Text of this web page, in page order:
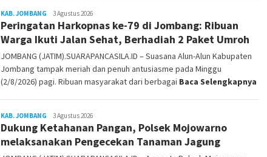
KAB. JOMBANG Siyanto
3 Agustus 2026
Peringatan Harkopnas ke-79 di Jombang: Ribuan
Warga Ikuti Jalan Sehat, Berhadiah 2 Paket Umroh
JOMBANG (JATIM).SUARAPANCASILA.ID – Suasana Alun-Alun Kabupaten
Jombang tampak meriah dan penuh antusiasme pada Minggu
(2/8/2026) pagi. Ribuan masyarakat dari berbagai Baca Selengkapnya
KAB. JOMBANG Siyanto
3 Agustus 2026
Dukung Ketahanan Pangan, Polsek Mojowarno
melaksanakan Pengecekan Tanaman Jagung